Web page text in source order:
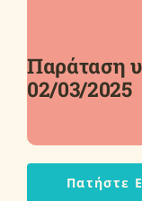
Παράταση
02/03/2025
Πατήστε